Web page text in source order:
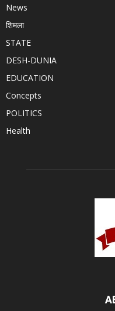
News
शिमला
STATE
DESH-DUNIA
EDUCATION
Concepts
POLITICS
Health